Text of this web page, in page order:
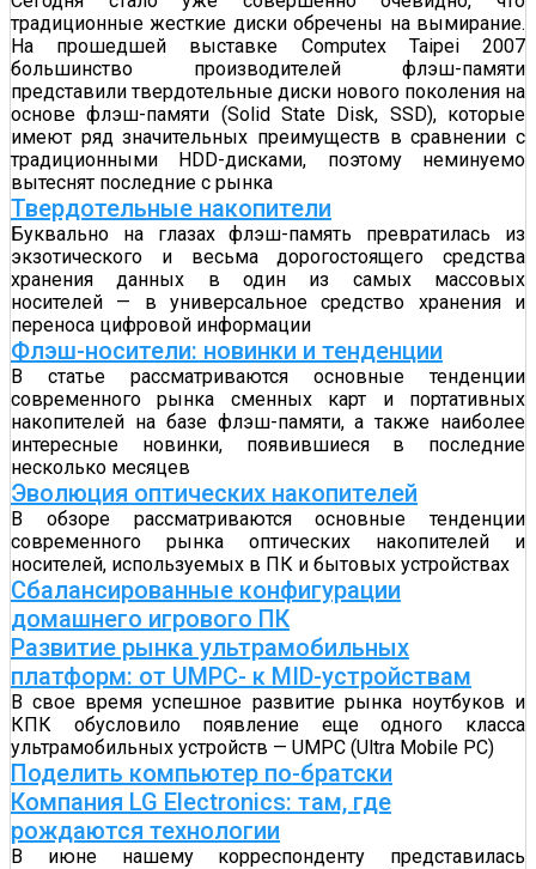
традиционные жесткие диски обречены на вымирание.
На прошедшей выставке Computex Taipei 2007
большинство производителей флэш-памяти
представили твердотельные диски нового поколения на
основе флэш-памяти (Solid State Disk, SSD), которые
имеют ряд значительных преимуществ в сравнении с
традиционными HDD-дисками, поэтому неминуемо
вытеснят последние с рынка
Твердотельные накопители
Буквально на глазах флэш-память превратилась из
экзотического и весьма дорогостоящего средства
хранения данных в один из самых массовых
носителей — в универсальное средство хранения и
переноса цифровой информации
Флэш-носители: новинки и тенденции
В статье рассматриваются основные тенденции
современного рынка сменных карт и портативных
накопителей на базе флэш-памяти, а также наиболее
интересные новинки, появившиеся в последние
несколько месяцев
Эволюция оптических накопителей
В обзоре рассматриваются основные тенденции
современного рынка оптических накопителей и
носителей, используемых в ПК и бытовых устройствах
Сбалансированные конфигурации
домашнего игрового ПК
Развитие рынка ультрамобильных
платформ: от UMPC- к MID-устройствам
В свое время успешное развитие рынка ноутбуков и
КПК обусловило появление еще одного класса
ультрамобильных устройств — UMPC (Ultra Mobile PC)
Поделить компьютер по-братски
Компания LG Electronics: там, где
рождаются технологии
В июне нашему корреспонденту представилась